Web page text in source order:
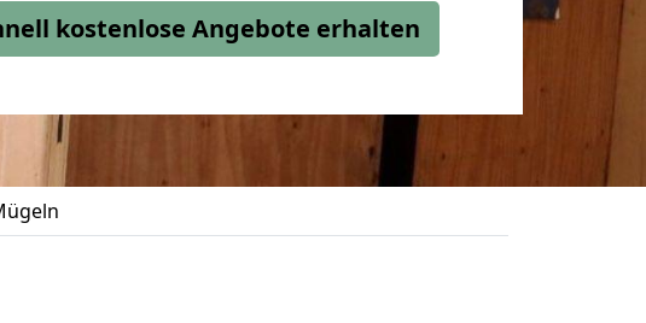
kostenlose Angebote erhalten